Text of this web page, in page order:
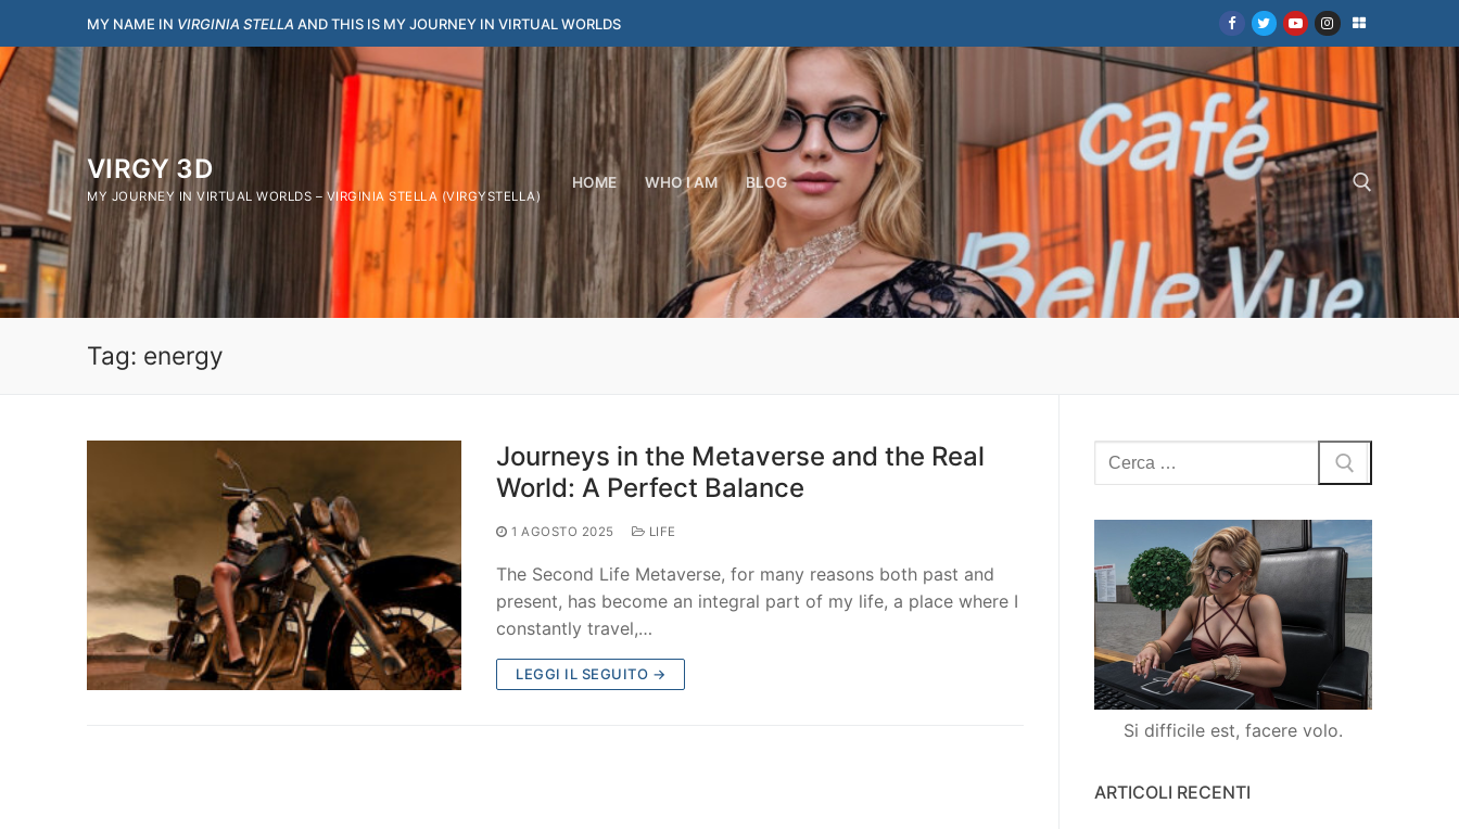
contenuto
MY NAME IN VIRGINIA STELLA AND THIS IS MY JOURNEY IN VIRTUAL WORLDS
VIRGY 3D
MY JOURNEY IN VIRTUAL WORLDS – VIRGINIA STELLA (VIRGYSTELLA)
HOME WHO I AM BLOG
Cerca:
Tag: energy
Journeys in the Metaverse and the Real
World: A Perfect Balance
1 AGOSTO 2025 LIFE
The Second Life Metaverse, for many reasons both past and
present, has become an integral part of my life, a place where I
constantly travel,…
LEGGI IL SEGUITO →
Cerca:
Si difficile est, facere volo.
ARTICOLI RECENTI